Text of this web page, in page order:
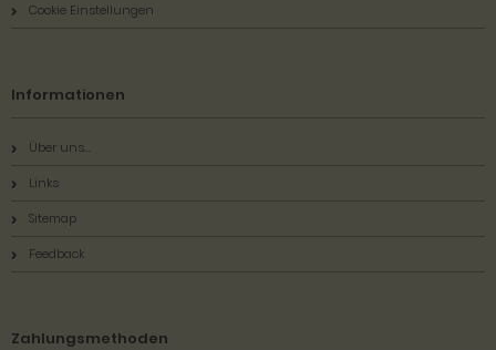
Cookie Einstellungen
Informationen
Über uns...
Links
Sitemap
Feedback
Zahlungsmethoden